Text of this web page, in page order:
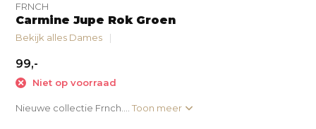
FRNCH
Carmine Jupe Rok Groen
Bekijk alles Dames
99,-
Niet op voorraad
Nieuwe collectie Frnch....Toon meer